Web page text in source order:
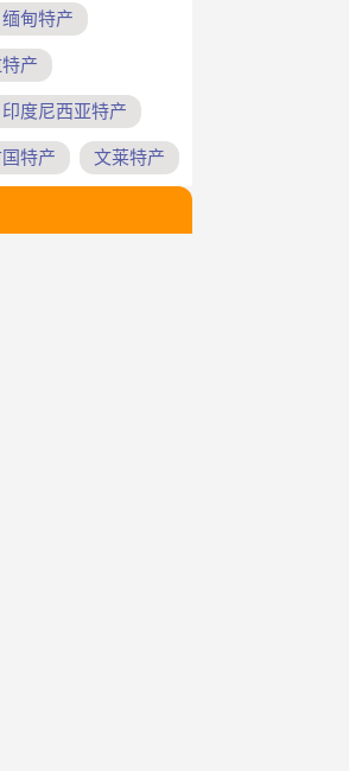
缅甸特产
产
印度尼西亚特产
特产 文莱特产